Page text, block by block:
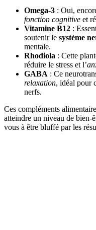
Omega-3 : Oui,
fonction cognitive et
Vitamine B12 :
soutenir le système
mentale.
Rhodiola : Cette
réduire le stress et l’
GABA : Ce
relaxation, idéal pour
nerfs.
Ces compléments
atteindre un niveau de bien-
vous à être bluffé par les